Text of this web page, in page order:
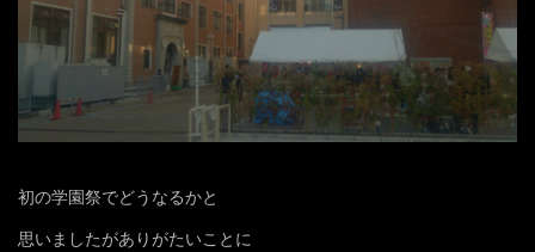
初の学園祭でどうなるかと
思いましたがありがたいことに